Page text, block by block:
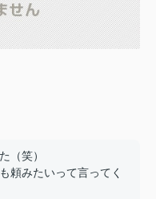
（笑）
頼みたいって言ってく